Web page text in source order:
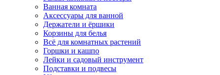
Ванная комната
Аксессуары для ванной
Держатели и ёршики
Корзины для белья
Всё для комнатных растений
Горшки и кашпо
Лейки и садовый инструмент
Подставки и подвесы